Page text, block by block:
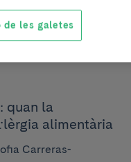
quan la
alimentària
Carreras-
de les galetes